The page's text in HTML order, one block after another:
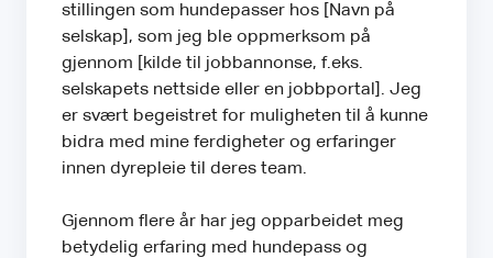
stillingen som hundepasser hos [Navn på
selskap], som jeg ble oppmerksom på
gjennom [kilde til jobbannonse, f.eks.
selskapets nettside eller en jobbportal]. Jeg
er svært begeistret for muligheten til å kunne
bidra med mine ferdigheter og erfaringer
innen dyrepleie til deres team.
Gjennom flere år har jeg opparbeidet meg
betydelig erfaring med hundepass og